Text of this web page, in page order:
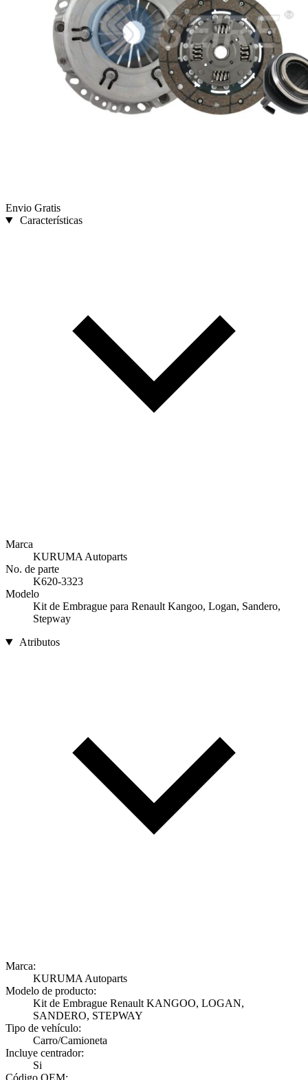
Envio Gratis
Características
Marca
KURUMA Autoparts
No. de parte
K620-3323
Modelo
Kit de Embrague para Renault Kangoo, Logan, Sandero,
Stepway
Atributos
Marca:
KURUMA Autoparts
Modelo de producto:
Kit de Embrague Renault KANGOO, LOGAN,
SANDERO, STEPWAY
Tipo de vehículo:
Carro/Camioneta
Incluye centrador:
Si
Código OEM: